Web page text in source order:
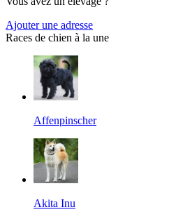
Ajouter une adresse
Races de chien à la une
Affenpinscher
Akita Inu